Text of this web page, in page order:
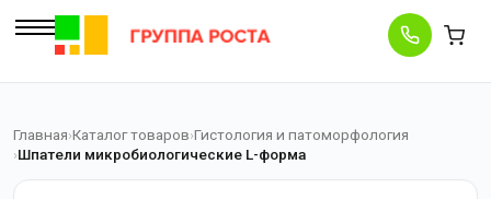
Главная Каталог товаров Гистология и патоморфология
Шпатели микробиологические L-форма